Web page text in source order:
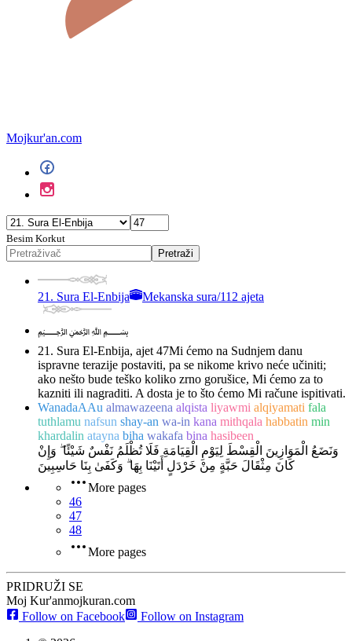
Mojkur'an.com
Besim Korkut
Pretraži
21. Sura El-Enbija Mekanska sura/112 ajeta
﷽
21. Sura El-Enbija, ajet 47Mi ćemo na Sudnjem danu
ispravne terazije postaviti, pa se nikome krivo neće učiniti;
ako nešto bude teško koliko zrno gorušice, Mi ćemo za to
kazniti ili nagraditi. A dosta je to što ćemo Mi račune ispitivati.
WanadaAAu almawazeena alqista liyawmi alqiyamati fala
tuthlamu nafsun shay-an wa-in kana mithqala habbatin min
khardalin atayna biha wakafa bina hasibeen
وَنَضَعُ الْمَوَازِينَ الْقِسْطَ لِيَوْمِ الْقِيَامَةِ فَلَا تُظْلَمُ نَفْسٌ شَيْئًا ۖ وَإِنْ
كَانَ مِثْقَالَ حَبَّةٍ مِنْ خَرْدَلٍ أَتَيْنَا بِهَا ۗ وَكَفَىٰ بِنَا حَاسِبِينَ
More pages
46
47
48
More pages
PRIDRUŽI SE
Moj Kur'anmojkuran.com
Follow on Facebook
Follow on Instagram